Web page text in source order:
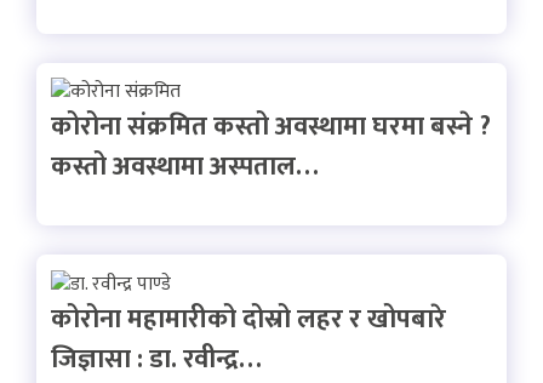
कोरोना संक्रमित कस्तो अवस्थामा घरमा बस्ने ?
कस्तो अवस्थामा अस्पताल…
कोरोना महामारीको दोस्रो लहर र खोपबारे
जिज्ञासा : डा. रवीन्द्र…